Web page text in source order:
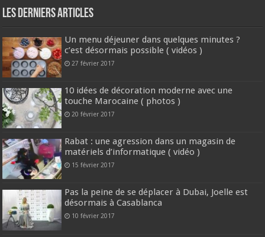
Les derniers articles
Un menu déjeuner dans quelques minutes ?
c’est désormais possible ( vidéos )
27 février 2017
10 idées de décoration moderne avec une
touche Marocaine ( photos )
20 février 2017
Rabat : une agression dans un magasin de
matériels d’informatique ( vidéo )
15 février 2017
Pas la peine de se déplacer à Dubai, Joelle est
désormais à Casablanca
10 février 2017